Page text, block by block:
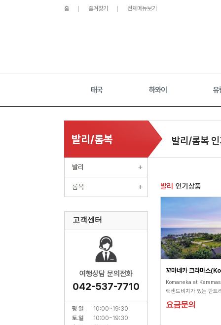
홈 즐겨찾기 전체메뉴보기
태국 하와이 유
발리/롬복
발리
롬복
고객센터
여행상담 문의전화
042-537-7710
평 일
10:00~19:30
토.일
10:00~19:30
발리/롬복
발리 인기상품
Komaneka at
랙샌드비치가 있는 만트
위치하고 있으며 사누
분 우붓하고는 차량으로
요금문의